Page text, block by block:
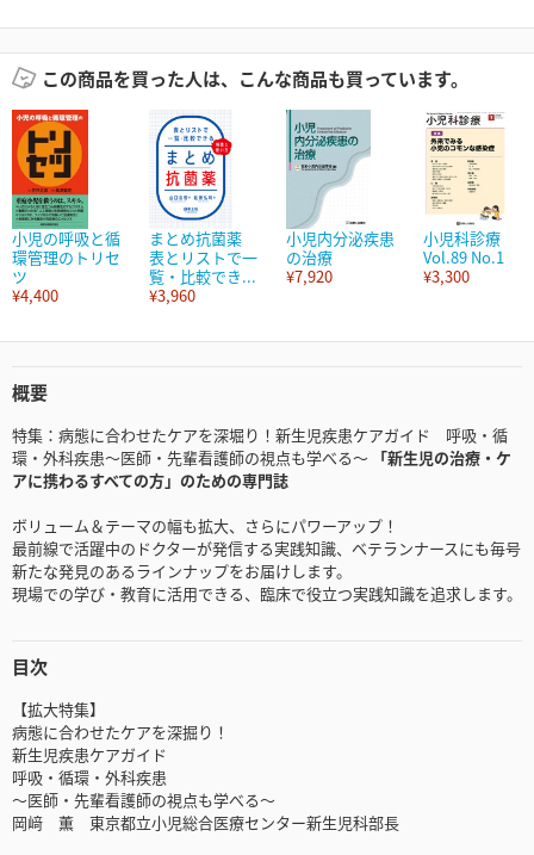
この商品を買った人は、こんな商品も買っています。
小児の呼吸と循
環管理のトリセ
ツ
¥4,400
まとめ抗菌薬
表とリストで一
覧・比較でき...
¥3,960
小児内分泌疾患
の治療
¥7,920
小児科診療
Vol.89 No.1
¥3,300
概要
特集：病態に合わせたケアを深堀り！新生児疾患ケアガイド 呼吸・循
環・外科疾患～医師・先輩看護師の視点も学べる～ 「新生児の治療・ケ
アに携わるすべての方」のための専門誌
ボリューム＆テーマの幅も拡大、さらにパワーアップ！
最前線で活躍中のドクターが発信する実践知識、ベテランナースにも毎号
新たな発見のあるラインナップをお届けします。
現場での学び・教育に活用できる、臨床で役立つ実践知識を追求します。
目次
【拡大特集】
病態に合わせたケアを深掘り！
新生児疾患ケアガイド
呼吸・循環・外科疾患
～医師・先輩看護師の視点も学べる～
岡﨑 薫 東京都立小児総合医療センター新生児科部長